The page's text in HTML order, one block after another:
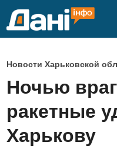
О
п
у
б
л
и
Новости Харьковской
Ночью
ракетные
Харькову